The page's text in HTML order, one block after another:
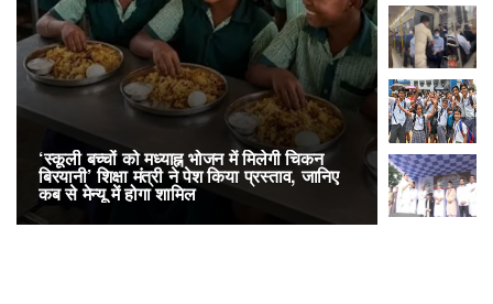
‘स्कूली बच्चों को मध्याह्न भोजन में मिलेगी चिकन
बिरयानी’ शिक्षा मंत्री ने पेश किया प्रस्ताव, जानिए
कब से मेन्यू में होगा शामिल
RailOne
लोकप्रिय,
अनारक्षित